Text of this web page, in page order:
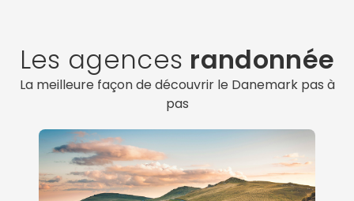
Les agences randonnée
La meilleure façon de découvrir le Danemark pas à
pas